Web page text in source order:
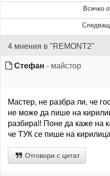
Всичко
4 мнения в "REMONT2"
Стефан - майстор
Мастер, не разбра ли, че
не може да пише на
разбира!! Поне да каже на
че ТУК се пише на
Отговори с цитат